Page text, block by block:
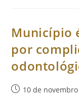
De
Município
por
Post10 de